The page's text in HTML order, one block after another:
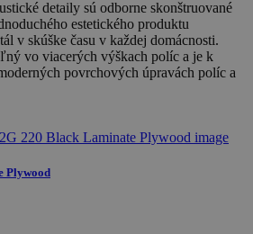
detaily sú odborne skonštruované
estetického produktu
v skúške času v každej domácnosti.
vo viacerých výškach políc a je k
povrchových úpravách políc a
Plywood